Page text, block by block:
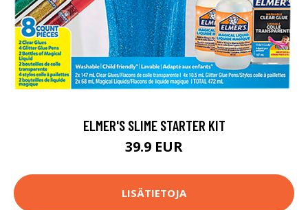
ELMER'S SLIME STARTER KIT
39.9 EUR
LISÄTIETOJA